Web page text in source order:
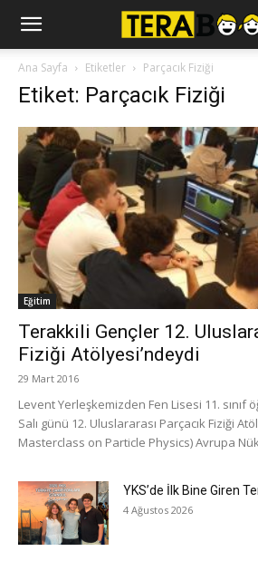
Ana Sayfa Etiketler Parçacık Fiziği
Etiket: Parçacık Fiziği
Eğitim
Terakkili Gençler 12.
Fiziği Atölyesi’ndeydi
29 Mart 2016
Levent Yerleşkemizden Fen Lisesi 11. sınıf
Salı günü 12. Uluslararası Parçacık Fiziği
Masterclass on Particle Physics) Avrupa
YKS’de İlk Bine Giren
4 Ağustos 2026